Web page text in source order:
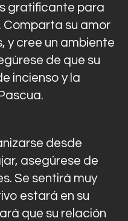
gratificante para
su amor
y cree un ambiente
de que su
incienso y la
desde
asegúrese de
Se sentirá muy
estará en su
que su relación